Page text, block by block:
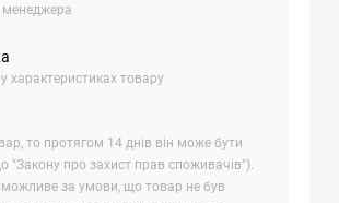
характеристиках товару
то протягом 14 днів він може бути
"Закону про захист прав споживачів").
за умови, що товар не був